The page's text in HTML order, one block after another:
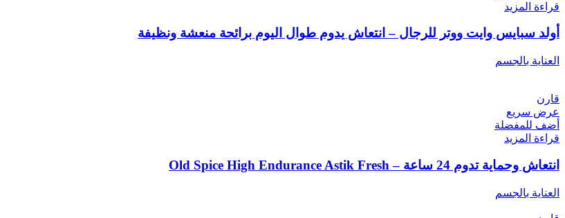
قراءة المزيد
أولد سبايس وايت ووتر للرجال – انتعاش يدوم طوال اليوم برائحة منعشة ونظيفة
العناية بالجسم
قارن
عرض سريع
أضف للمفضلة
قراءة المزيد
انتعاش وحماية تدوم 24 ساعة – Old Spice High Endurance Astik Fresh
العناية بالجسم